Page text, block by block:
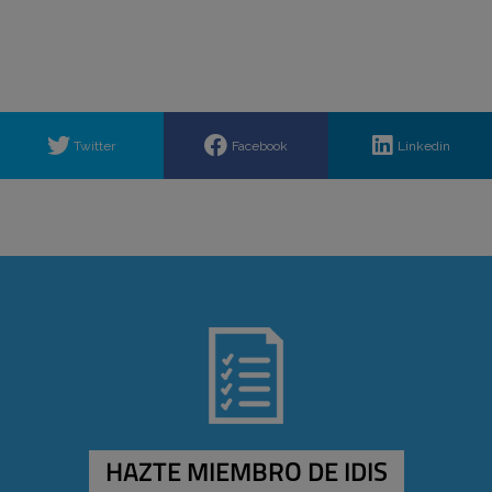
Twitter Facebook Linkedin
HAZTE MIEMBRO DE IDIS